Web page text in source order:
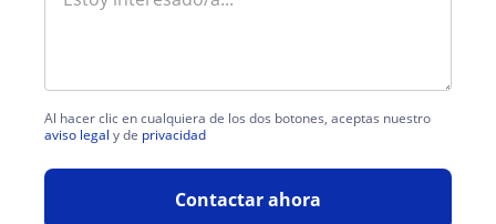
Al hacer clic en cualquiera de los dos botones, aceptas nuestro
aviso legal y de privacidad
Contactar ahora